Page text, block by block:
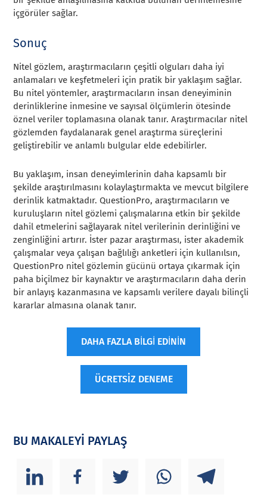
içgörüler sağlar.
Sonuç
Nitel gözlem, araştırmacıların çeşitli olguları daha iyi
anlamaları ve keşfetmeleri için pratik bir yaklaşım sağlar.
Bu nitel yöntemler, araştırmacıların insan deneyiminin
derinliklerine inmesine ve sayısal ölçümlerin ötesinde
öznel veriler toplamasına olanak tanır. Araştırmacılar nitel
gözlemden faydalanarak genel araştırma süreçlerini
geliştirebilir ve anlamlı bulgular elde edebilirler.
Bu yaklaşım, insan deneyimlerinin daha kapsamlı bir
şekilde araştırılmasını kolaylaştırmakta ve mevcut bilgilere
derinlik katmaktadır. QuestionPro, araştırmacıların ve
kuruluşların nitel gözlemi çalışmalarına etkin bir şekilde
dahil etmelerini sağlayarak nitel verilerinin derinliğini ve
zenginliğini artırır. İster pazar araştırması, ister akademik
çalışmalar veya çalışan bağlılığı anketleri için kullanılsın,
QuestionPro nitel gözlemin gücünü ortaya çıkarmak için
paha biçilmez bir kaynaktır ve araştırmacıların daha derin
bir anlayış kazanmasına ve kapsamlı verilere dayalı bilinçli
kararlar almasına olanak tanır.
DAHA FAZLA BİLGİ EDİNİN
ÜCRETSİZ DENEME
BU MAKALEYİ PAYLAŞ